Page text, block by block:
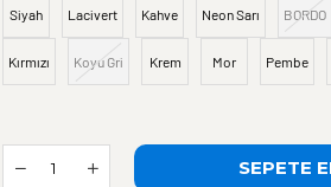
Siyah Lacivert Kahve Neon Sarı BORDO
Kırmızı Koyu Gri Krem Mor Pembe